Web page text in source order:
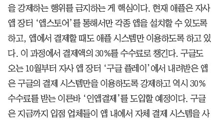
을 강제하는 행위를 금지하는 게 핵심이다. 현재 애플은 자사
앱 장터 ‘앱스토어’를 통해서만 각종 앱을 설치할 수 있도록
하고, 앱에서 결제할 때도 애플 시스템만 이용하도록 하고 있
다. 이 과정에서 결제액의 30%를 수수료로 챙긴다. 구글도
오는 10월부터 자사 앱 장터 ‘구글 플레이’에서 내려받은 앱
은 구글의 결제 시스템만을 이용하도록 강제하고 역시 30%
수수료를 받는 이른바 ‘인앱결제’를 도입할 예정이다. 구글
은 지금까지 입점 업체들이 앱 내에서 자체 결제 시스템을 사